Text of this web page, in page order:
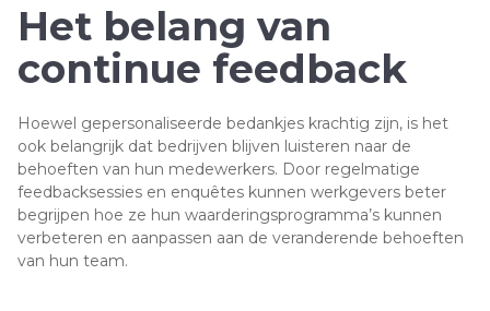
Het belang van
continue feedback
Hoewel gepersonaliseerde bedankjes krachtig zijn, is het
ook belangrijk dat bedrijven blijven luisteren naar de
behoeften van hun medewerkers. Door regelmatige
feedbacksessies en enquêtes kunnen werkgevers beter
begrijpen hoe ze hun waarderingsprogramma’s kunnen
verbeteren en aanpassen aan de veranderende behoeften
van hun team.